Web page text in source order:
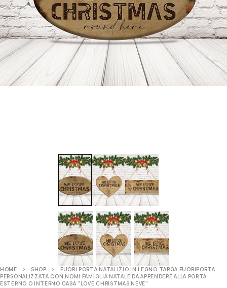
HOME SHOP
FUORI PORTA NATALIZIO IN LEGNO TARGA FUORIPORTA
PERSONALIZZATA CON NOMI FAMIGLIA NATALE DA APPENDERE ALLA PORTA
ESTERNO O INTERNO CASA ”LOVE CHRISTMAS NEVE”